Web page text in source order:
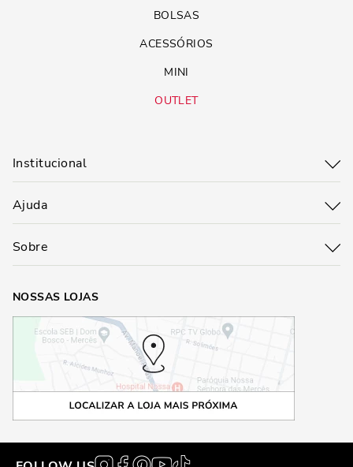
BOLSAS
ACESSÓRIOS
MINI
OUTLET
Institucional
Ajuda
Sobre
NOSSAS LOJAS